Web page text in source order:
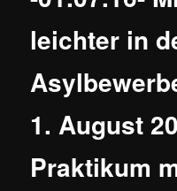
leichter in
1. August
Praktikum